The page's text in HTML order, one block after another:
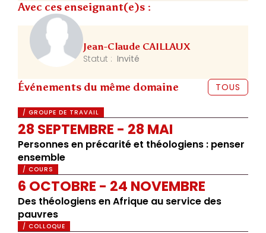
Avec ces enseignant(e)s :
Jean-Claude CAILLAUX
Statut : Invité
Événements du même domaine TOUS
/ GROUPE DE TRAVAIL
28 SEPTEMBRE - 28 MAI
Personnes en précarité et théologiens : penser
ensemble
/ COURS
6 OCTOBRE - 24 NOVEMBRE
Des théologiens en Afrique au service des
pauvres
/ COLLOQUE